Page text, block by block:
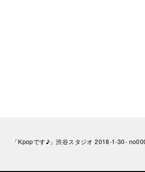
「Kpopです♪」渋谷スタジオ 2018-1-30-